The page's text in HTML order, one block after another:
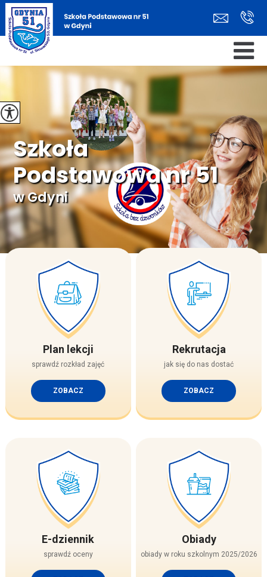
Szkoła
Podstawowa nr 51
w Gdyni
Plan lekcji
sprawdź rozkład zajęć
ZOBACZ
Rekrutacja
jak się do nas dostać
ZOBACZ
E-dziennik
sprawdź oceny
Obiady
obiady w roku szkolnym 2025/2026